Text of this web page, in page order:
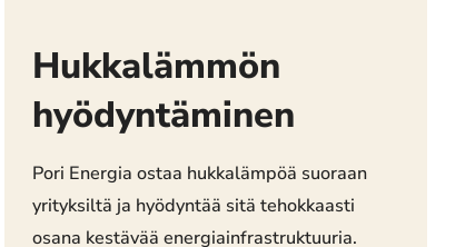
Hukkalämmön
hyödyntäminen
Pori Energia ostaa hukkalämpöä suoraan
yrityksiltä ja hyödyntää sitä tehokkaasti
osana kestävää energiainfrastruktuuria.